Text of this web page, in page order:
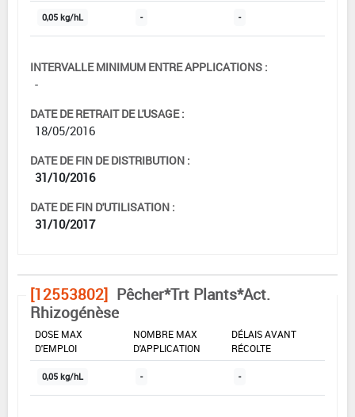
0,05 kg/hL - -
INTERVALLE MINIMUM ENTRE APPLICATIONS :
-
DATE DE RETRAIT DE L'USAGE :
18/05/2016
DATE DE FIN DE DISTRIBUTION :
31/10/2016
DATE DE FIN D'UTILISATION :
31/10/2017
[12553802] Pêcher*Trt Plants*Act.
Rhizogénèse
DOSE MAX
D'EMPLOI
NOMBRE MAX
D'APPLICATION
DÉLAIS AVANT
RÉCOLTE
0,05 kg/hL - -